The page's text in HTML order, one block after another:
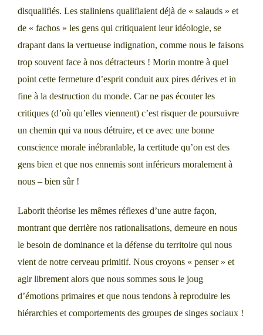
disqualifiés. Les staliniens qualifiaient déjà de « salauds » et
de « fachos » les gens qui critiquaient leur idéologie, se
drapant dans la vertueuse indignation, comme nous le faisons
trop souvent face à nos détracteurs ! Morin montre à quel
point cette fermeture d’esprit conduit aux pires dérives et in
fine à la destruction du monde. Car ne pas écouter les
critiques (d’où qu’elles viennent) c’est risquer de poursuivre
un chemin qui va nous détruire, et ce avec une bonne
conscience morale inébranlable, la certitude qu’on est des
gens bien et que nos ennemis sont inférieurs moralement à
nous – bien sûr !
Laborit théorise les mêmes réflexes d’une autre façon,
montrant que derrière nos rationalisations, demeure en nous
le besoin de dominance et la défense du territoire qui nous
vient de notre cerveau primitif. Nous croyons « penser » et
agir librement alors que nous sommes sous le joug
d’émotions primaires et que nous tendons à reproduire les
hiérarchies et comportements des groupes de singes sociaux !